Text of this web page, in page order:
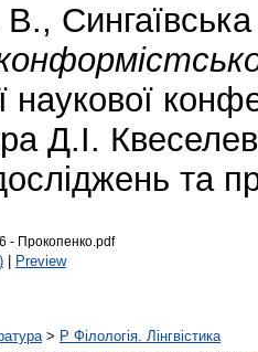
В.,
наукової
Д.І.
досліджень
- Прокопенко.pdf
| Preview
> P Філологія. Лінгвістика